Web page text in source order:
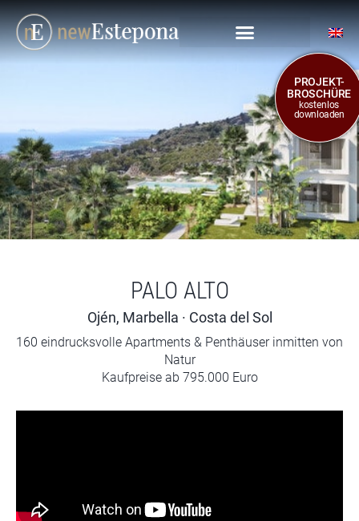
PALO ALTO
Ojén, Marbella · Costa del Sol
160 eindrucksvolle Apartments & Penthäuser inmitten von
Natur
Kaufpreise ab 795.000 Euro
PROJEKT-
BROSCHÜRE
kostenlos
downloaden